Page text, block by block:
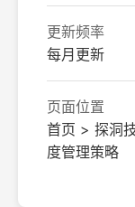
更新频率
每月更新
页面位置
首页 > 探洞
度管理策略